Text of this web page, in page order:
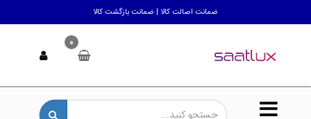
ضمانت اصالت کالا | ضمانت بازگشت کالا
0